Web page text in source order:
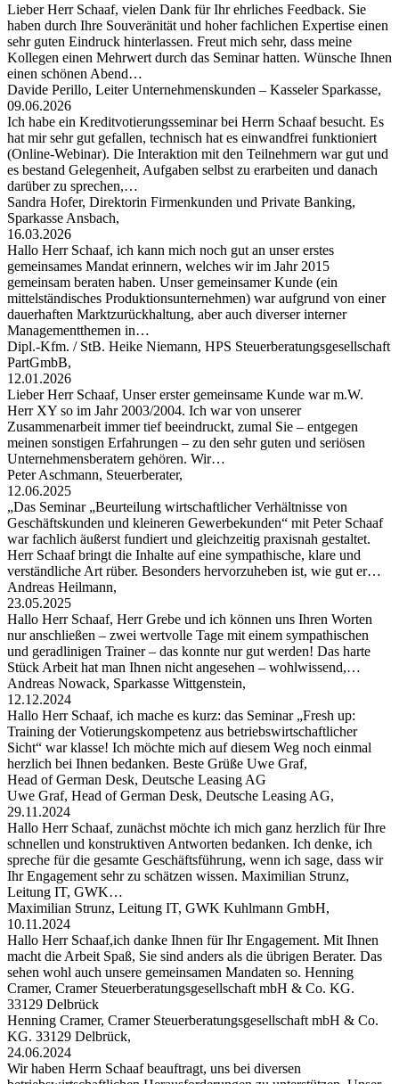
Lieber Herr Schaaf, vielen Dank für Ihr ehrliches Feedback. Sie
haben durch Ihre Souveränität und hoher fachlichen Expertise einen
sehr guten Eindruck hinterlassen. Freut mich sehr, dass meine
Kollegen einen Mehrwert durch das Seminar hatten. Wünsche Ihnen
einen schönen Abend…
Davide Perillo, Leiter Unternehmenskunden – Kasseler Sparkasse,
09.06.2026
Ich habe ein Kreditvotierungsseminar bei Herrn Schaaf besucht. Es
hat mir sehr gut gefallen, technisch hat es einwandfrei funktioniert
(Online-Webinar). Die Interaktion mit den Teilnehmern war gut und
es bestand Gelegenheit, Aufgaben selbst zu erarbeiten und danach
darüber zu sprechen,…
Sandra Hofer, Direktorin Firmenkunden und Private Banking,
Sparkasse Ansbach,
16.03.2026
Hallo Herr Schaaf, ich kann mich noch gut an unser erstes
gemeinsames Mandat erinnern, welches wir im Jahr 2015
gemeinsam beraten haben. Unser gemeinsamer Kunde (ein
mittelständisches Produktionsunternehmen) war aufgrund von einer
dauerhaften Marktzurückhaltung, aber auch diverser interner
Managementthemen in…
Dipl.-Kfm. / StB. Heike Niemann, HPS Steuerberatungsgesellschaft
PartGmbB,
12.01.2026
Lieber Herr Schaaf, Unser erster gemeinsame Kunde war m.W.
Herr XY so im Jahr 2003/2004. Ich war von unserer
Zusammenarbeit immer tief beeindruckt, zumal Sie – entgegen
meinen sonstigen Erfahrungen – zu den sehr guten und seriösen
Unternehmensberatern gehören. Wir…
Peter Aschmann, Steuerberater,
12.06.2025
„Das Seminar „Beurteilung wirtschaftlicher Verhältnisse von
Geschäftskunden und kleineren Gewerbekunden“ mit Peter Schaaf
war fachlich äußerst fundiert und gleichzeitig praxisnah gestaltet.
Herr Schaaf bringt die Inhalte auf eine sympathische, klare und
verständliche Art rüber. Besonders hervorzuheben ist, wie gut er…
Andreas Heilmann,
23.05.2025
Hallo Herr Schaaf, Herr Grebe und ich können uns Ihren Worten
nur anschließen – zwei wertvolle Tage mit einem sympathischen
und geradlinigen Trainer – das konnte nur gut werden! Das harte
Stück Arbeit hat man Ihnen nicht angesehen – wohlwissend,…
Andreas Nowack, Sparkasse Wittgenstein,
12.12.2024
Hallo Herr Schaaf, ich mache es kurz: das Seminar „Fresh up:
Training der Votierungskompetenz aus betriebswirtschaftlicher
Sicht“ war klasse! Ich möchte mich auf diesem Weg noch einmal
herzlich bei Ihnen bedanken. Beste Grüße Uwe Graf,
Head of German Desk, Deutsche Leasing AG
Uwe Graf, Head of German Desk, Deutsche Leasing AG,
29.11.2024
Hallo Herr Schaaf, zunächst möchte ich mich ganz herzlich für Ihre
schnellen und konstruktiven Antworten bedanken. Ich denke, ich
spreche für die gesamte Geschäftsführung, wenn ich sage, dass wir
Ihr Engagement sehr zu schätzen wissen. Maximilian Strunz,
Leitung IT, GWK…
Maximilian Strunz, Leitung IT, GWK Kuhlmann GmbH,
10.11.2024
Hallo Herr Schaaf,ich danke Ihnen für Ihr Engagement. Mit Ihnen
macht die Arbeit Spaß, Sie sind anders als die übrigen Berater. Das
sehen wohl auch unsere gemeinsamen Mandaten so. Henning
Cramer, Cramer Steuerberatungsgesellschaft mbH & Co. KG.
33129 Delbrück
Henning Cramer, Cramer Steuerberatungsgesellschaft mbH & Co.
KG. 33129 Delbrück,
24.06.2024
Wir haben Herrn Schaaf beauftragt, uns bei diversen